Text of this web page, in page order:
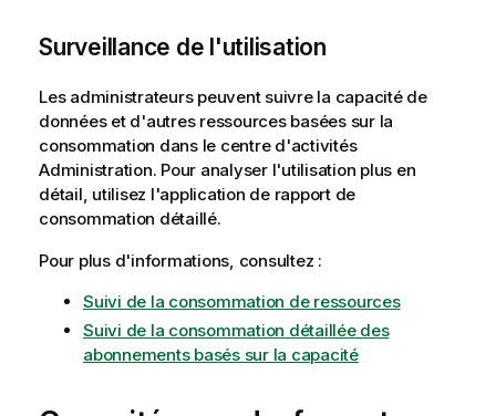
Surveillance de l'utilisation
Les administrateurs peuvent suivre la capacité de
données et d'autres ressources basées sur la
consommation dans le centre d'activités
Administration. Pour analyser l'utilisation plus en
détail, utilisez l'application de rapport de
consommation détaillé.
Pour plus d'informations, consultez :
Suivi de la consommation de ressources
Suivi de la consommation détaillée des
abonnements basés sur la capacité